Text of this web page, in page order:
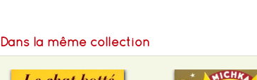
Dans la même collection